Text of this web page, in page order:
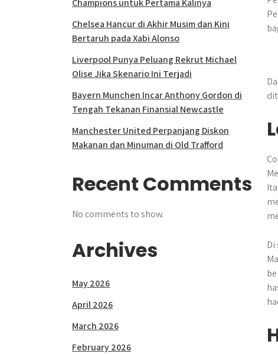
Di
Champions untuk Pertama Kalinya
Chelsea Hancur di Akhir Musim dan Kini
Bertaruh pada Xabi Alonso
Liverpool Punya Peluang Rekrut Michael
Olise Jika Skenario Ini Terjadi
Bayern Munchen Incar Anthony Gordon di
Tengah Tekanan Finansial Newcastle
Manchester United Perpanjang Diskon
Makanan dan Minuman di Old Trafford
Recent Comments
No comments to show.
Archives
May 2026
April 2026
March 2026
February 2026